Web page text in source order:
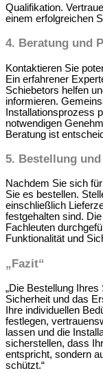
Qualifikation.
einem erfolgreichen
4. Beratung und
Kontaktieren Sie
Ein erfahrener
Schiebetors helfen
informieren.
Installationsprozess
notwendigen
Beratung ist
5. Bestellung
Nachdem Sie sich
Sie es bestellen.
einschließlich
festgehalten sind.
Fachleuten
Funktionalität und
„Fazit“
„Die Bestellung
Sicherheit und das
Ihre individuellen
festlegen,
lassen und die
sicherstellen, dass
entspricht, sondern
schützt.“